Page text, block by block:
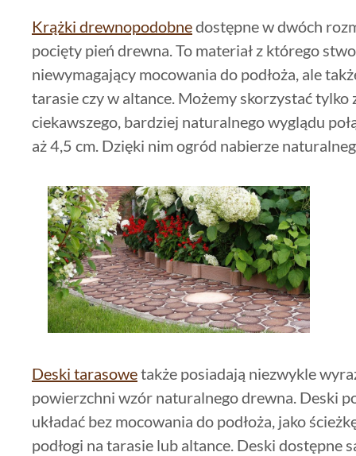
Krążki drewnopodobnedostępne w dwóch
pocięty pień drewna. To materiał z którego
niewymagający mocowania do podłoża, ale
tarasie czy w altance. Możemy skorzystać
ciekawszego, bardziej naturalnego wyglądu
aż 4,5 cm. Dzięki nim ogród nabierze
Deski tarasowetakże posiadają niezwykle
powierzchni wzór naturalnego drewna. Deski
układać bez mocowania do podłoża, jako
podłogi na tarasie lub altance. Deski dostępne